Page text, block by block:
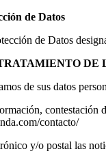
de Datos
de Datos
DE
de sus datos
contestación
contacto/
y/o postal las